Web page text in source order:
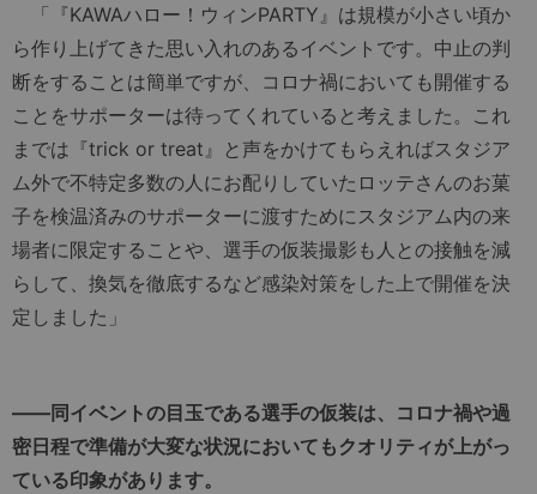
「『KAWAハロー！ウィンPARTY』は規模が小さい頃か
ら作り上げてきた思い入れのあるイベントです。中止の判
断をすることは簡単ですが、コロナ禍においても開催する
ことをサポーターは待ってくれていると考えました。これ
までは『trick or treat』と声をかけてもらえればスタジア
ム外で不特定多数の人にお配りしていたロッテさんのお菓
子を検温済みのサポーターに渡すためにスタジアム内の来
場者に限定することや、選手の仮装撮影も人との接触を減
らして、換気を徹底するなど感染対策をした上で開催を決
定しました」
――同イベントの目玉である選手の仮装は、コロナ禍や過
密日程で準備が大変な状況においてもクオリティが上がっ
ている印象があります。